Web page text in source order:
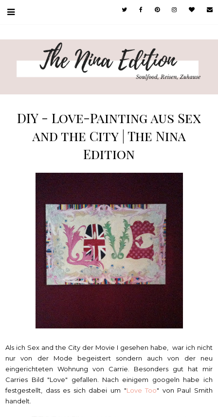
DIY - Love-Painting aus Sex
and the City | The Nina
Edition
Als ich Sex and the City der Movie I gesehen habe, war ich nicht
nur von der Mode begeistert sondern auch von der neu
eingerichteten Wohnung von Carrie. Besonders gut hat mir
Carries Bild "Love" gefallen. Nach einigem googeln habe ich
festgestellt, dass es sich dabei um "Love Too" von Paul Smith
handelt.